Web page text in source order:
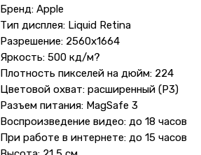
Бренд: Apple
Тип дисплея: Liquid Retina
Разрешение: 2560x1664
Яркость: 500 кд/м?
Плотность пикселей на дюйм: 224
Цветовой охват: расширенный (P3)
Разъем питания: MagSafe 3
Воспроизведение видео: до 18 часов
При работе в интернете: до 15 часов